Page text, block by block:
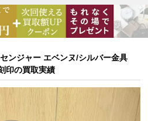
宅配買取を申し込む
の宅配キットをお届けします
今すぐ電話査定
受付時間 10:00～19:00
LAB東京 名古屋大須店
町(三宮)店
ンジャー エベンヌ/シルバー金具
印の買取実績